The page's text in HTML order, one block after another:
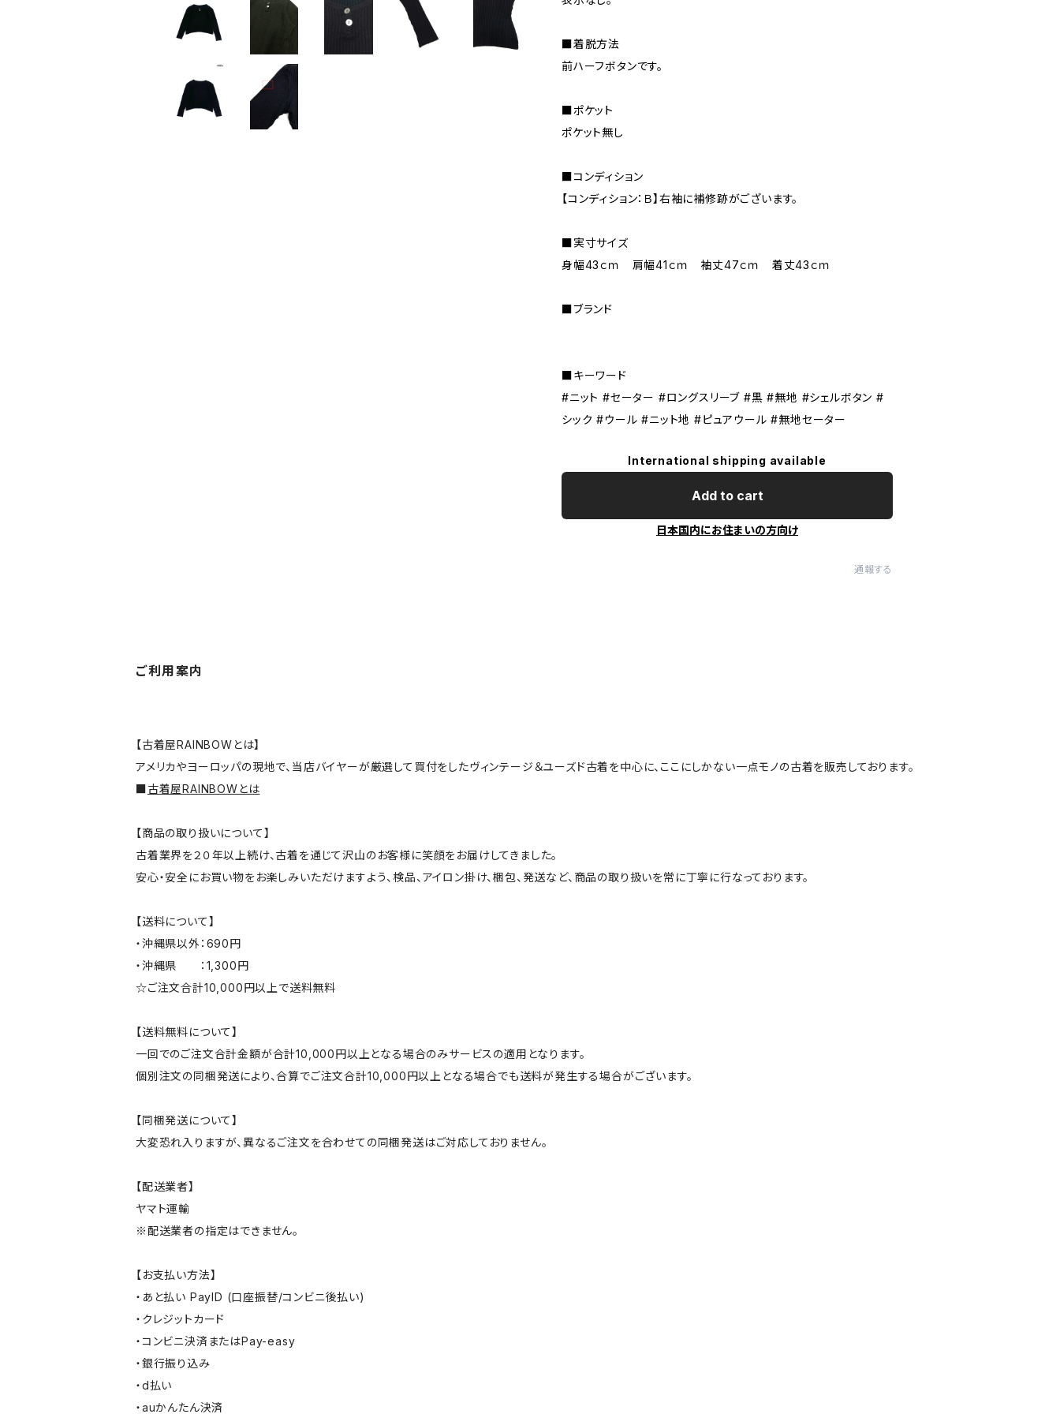
■着脱方法
前ハーフボタンです。
■ポケット
ポケット無し
■コンディション
【コンディション：Ｂ】右袖に補修跡がございます。
■実寸サイズ
身幅43ｃｍ 肩幅41ｃｍ 袖丈47ｃｍ 着丈43ｃｍ
■ブランド
■キーワード
#ニット #セーター #ロングスリーブ #黒 #無地 #シェルボタン #
シック #ウール #ニット地 #ピュアウール #無地セーター
International shipping available
Add to cart
日本国内にお住まいの方向け
通報する
ご利用案内
【古着屋RAINBOWとは】
アメリカやヨーロッパの現地で、当店バイヤーが厳選して買付をしたヴィンテージ＆ユーズド古着を中心に、ここにしかない一点モノの古着を販売しております。
■古着屋RAINBOWとは
【商品の取り扱いについて】
古着業界を２０年以上続け、古着を通じて沢山のお客様に笑顔をお届けしてきました。
安心・安全にお買い物をお楽しみいただけますよう、検品、アイロン掛け、梱包、発送など、商品の取り扱いを常に丁寧に行なっております。
【送料について】
・沖縄県以外：690円
・沖縄県 ：1,300円
☆ご注文合計10,000円以上で送料無料
【送料無料について】
一回でのご注文合計金額が合計10,000円以上となる場合のみサービスの適用となります。
個別注文の同梱発送により、合算でご注文合計10,000円以上となる場合でも送料が発生する場合がございます。
【同梱発送について】
大変恐れ入りますが、異なるご注文を合わせての同梱発送はご対応しておりません。
【配送業者】
ヤマト運輸
※配送業者の指定はできません。
【お支払い方法】
・あと払い PayID (口座振替/コンビニ後払い)
・クレジットカード
・コンビニ決済またはPay-easy
・銀行振り込み
・d払い
・auかんたん決済